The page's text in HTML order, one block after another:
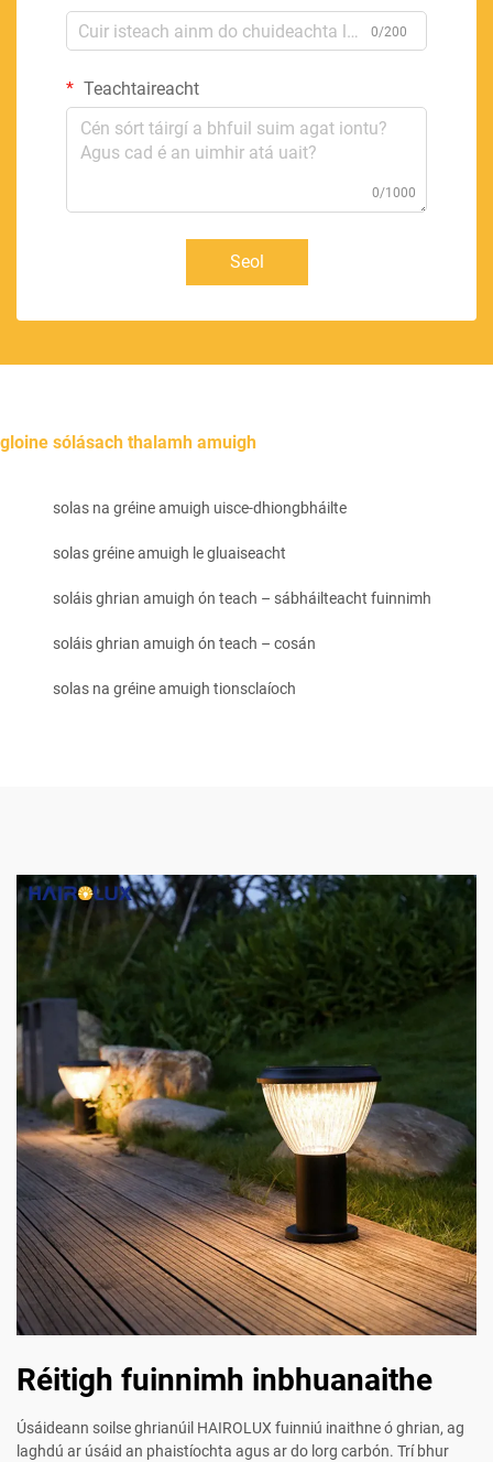
0/200
Teachtaireacht
0/1000
Seol
gloine sólásach thalamh amuigh
solas na gréine amuigh uisce-dhiongbháilte
solas gréine amuigh le gluaiseacht
soláis ghrian amuigh ón teach – sábháilteacht fuinnimh
soláis ghrian amuigh ón teach – cosán
solas na gréine amuigh tionsclaíoch
Réitigh fuinnimh inbhuanaithe
Úsáideann soilse ghrianúil HAIROLUX fuinniú inaithne ó ghrian, ag
laghdú ar úsáid an phaistíochta agus ar do lorg carbón. Trí bhur